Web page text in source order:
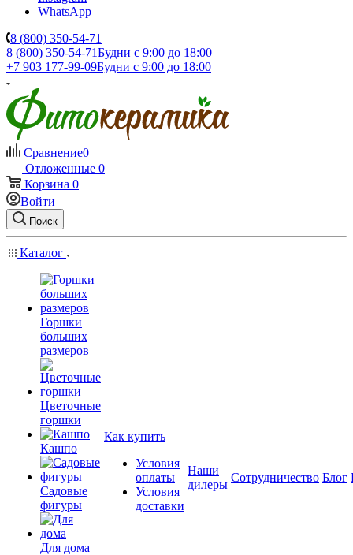
WhatsApp
8 (800) 350-54-71
8 (800) 350-54-71Будни с 9:00 до 18:00
+7 903 177-99-09Будни с 9:00 до 18:00
Сравнение0
Отложенные 0
Корзина 0
Войти
Поиск
Каталог
Горшки
больших
размеров
Цветочные
горшки
Кашпо
Садовые
фигуры
Для дома
Как купить
Условия
оплаты
Условия
доставки
Наши
дилеры
Сотрудничество Блог